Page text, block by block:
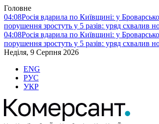
Головне
04:08Росія вдарила по Київщині: у
порушення зростуть у 5 разів: уряд схвалив
04:08Росія вдарила по Київщині: у
порушення зростуть у 5 разів: уряд схвалив
Неділя, 9 Серпня 2026
ENG
РУС
УКР